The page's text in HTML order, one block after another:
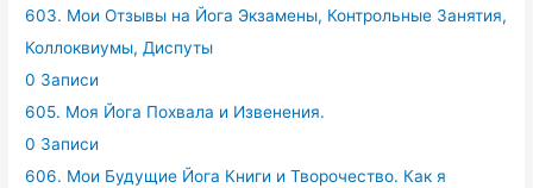
603. Мои Отзывы на Йога Экзамены, Контрольные Занятия,
Коллоквиумы, Диспуты
0 Записи
605. Моя Йога Похвала и Извенения.
0 Записи
606. Мои Будущие Йога Книги и Творочество. Как я